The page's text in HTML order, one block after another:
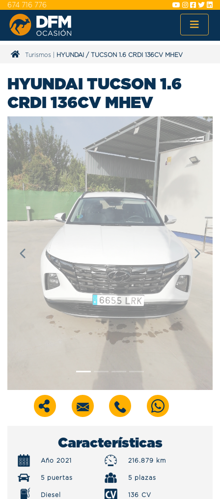
674 716 776
Turismos HYUNDAI / TUCSON 1.6 CRDI 136CV MHEV
HYUNDAI TUCSON 1.6
CRDI 136CV MHEV
Previous Next
Características
Año 2021 216.879 km
5 puertas 5 plazas
Diesel
136 CV